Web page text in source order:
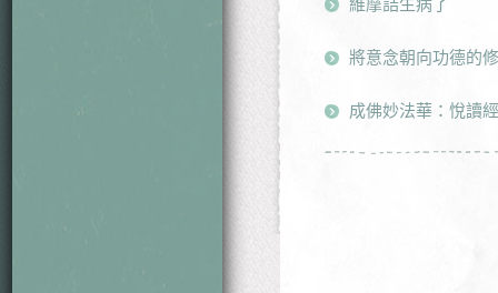
維摩詰生病了
將意念朝向功德的
成佛妙法華：悅讀